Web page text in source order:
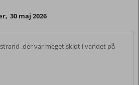
, 30 maj 2026
.der var meget skidt i vandet på